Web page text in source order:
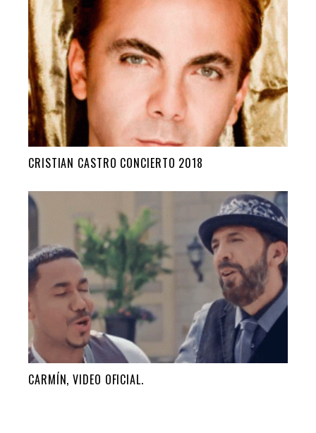
CRISTIAN CASTRO CONCIERTO 2018
CARMÍN, VIDEO OFICIAL.